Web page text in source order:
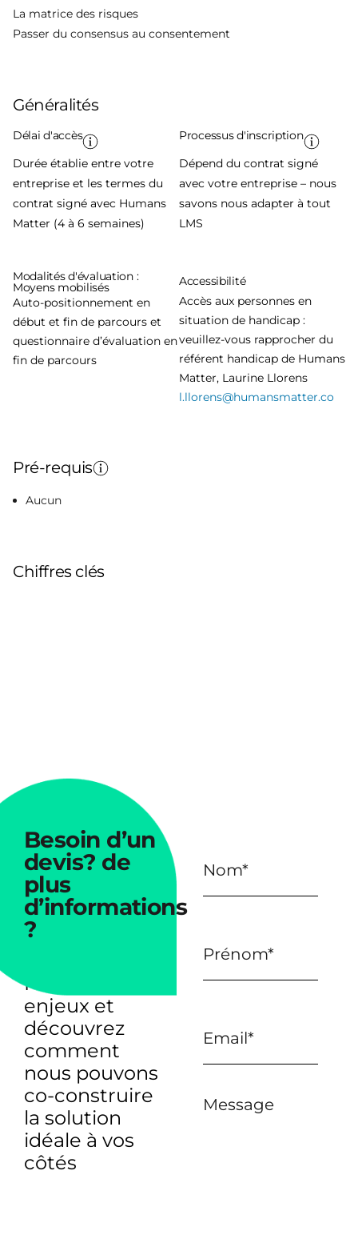
La matrice des risques
Passer du consensus au consentement
Généralités
Délai d'accès
Durée établie entre votre
entreprise et les termes du
contrat signé avec Humans
Matter (4 à 6 semaines)
Processus d'inscription
Dépend du contrat signé
avec votre entreprise – nous
savons nous adapter à tout
LMS
Modalités d'évaluation :
Moyens mobilisés
Auto-positionnement en
début et fin de parcours et
questionnaire d’évaluation en
fin de parcours
Accessibilité
Accès aux personnes en
situation de handicap :
veuillez-vous rapprocher du
référent handicap de Humans
Matter, Laurine Llorens
l.llorens@humansmatter.co
Pré-requis
Aucun
Chiffres clés
Besoin d’un
devis? de
plus
d’informations
?
Parlons de vos
enjeux et
découvrez
comment
nous pouvons
co-construire
la solution
idéale à vos
côtés
Message